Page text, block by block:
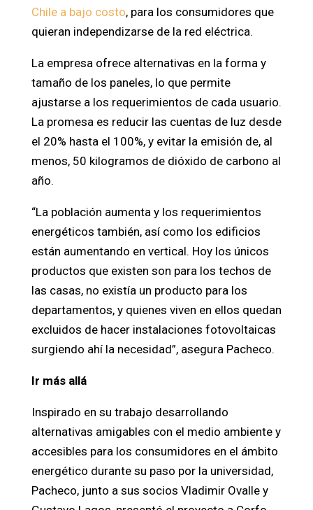
Chile a bajo costo, para los consumidores que
quieran independizarse de la red eléctrica.
La empresa ofrece alternativas en la forma y
tamaño de los paneles, lo que permite
ajustarse a los requerimientos de cada usuario.
La promesa es reducir las cuentas de luz desde
el 20% hasta el 100%, y evitar la emisión de, al
menos, 50 kilogramos de dióxido de carbono al
año.
“La población aumenta y los requerimientos
energéticos también, así como los edificios
están aumentando en vertical. Hoy los únicos
productos que existen son para los techos de
las casas, no existía un producto para los
departamentos, y quienes viven en ellos quedan
excluidos de hacer instalaciones fotovoltaicas
surgiendo ahí la necesidad”, asegura Pacheco.
Ir más allá
Inspirado en su trabajo desarrollando
alternativas amigables con el medio ambiente y
accesibles para los consumidores en el ámbito
energético durante su paso por la universidad,
Pacheco, junto a sus socios Vladimir Ovalle y